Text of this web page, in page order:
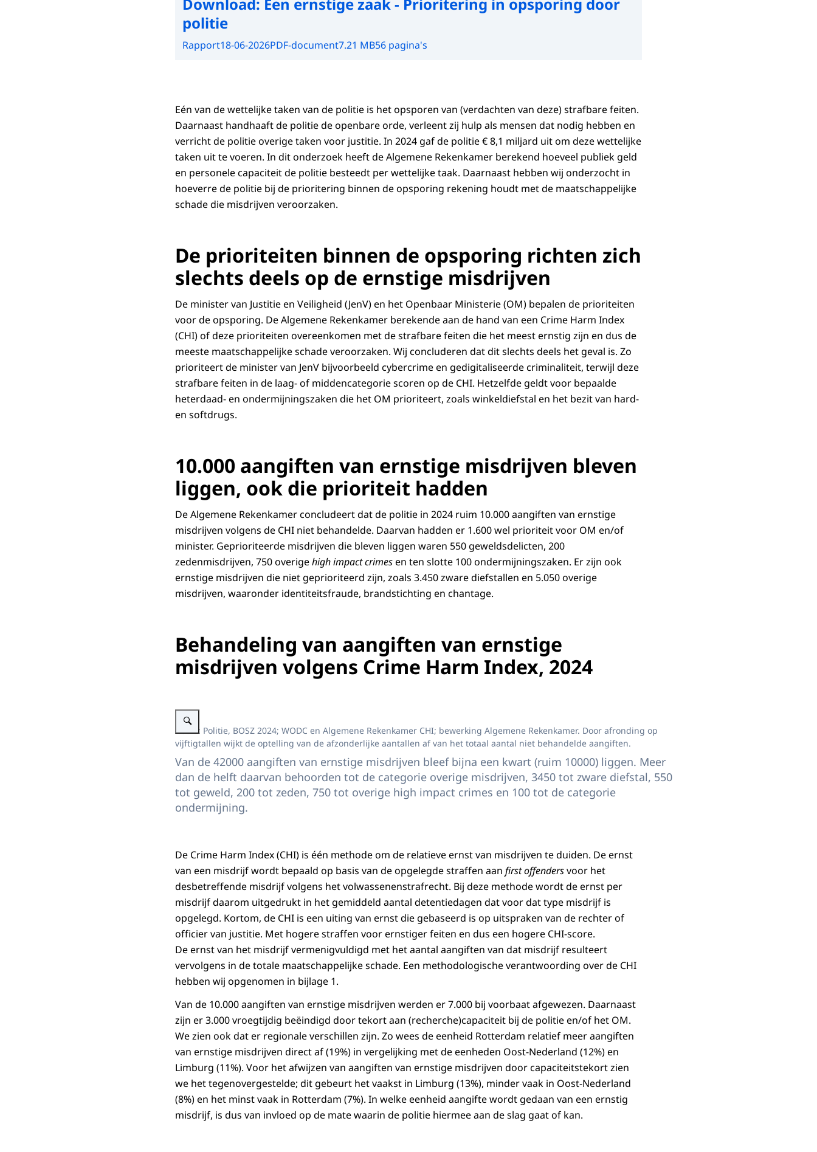
politie
Rapport18-06-2026PDF-document7.21 MB56 pagina's
Eén van de wettelijke taken van de politie is het opsporen van (verdachten van deze) strafbare feiten.
Daarnaast handhaaft de politie de openbare orde, verleent zij hulp als mensen dat nodig hebben en
verricht de politie overige taken voor justitie. In 2024 gaf de politie € 8,1 miljard uit om deze wettelijke
taken uit te voeren. In dit onderzoek heeft de Algemene Rekenkamer berekend hoeveel publiek geld
en personele capaciteit de politie besteedt per wettelijke taak. Daarnaast hebben wij onderzocht in
hoeverre de politie bij de prioritering binnen de opsporing rekening houdt met de maatschappelijke
schade die misdrijven veroorzaken.
De prioriteiten binnen de opsporing richten zich
slechts deels op de ernstige misdrijven
De minister van Justitie en Veiligheid (JenV) en het Openbaar Ministerie (OM) bepalen de prioriteiten
voor de opsporing. De Algemene Rekenkamer berekende aan de hand van een Crime Harm Index
(CHI) of deze prioriteiten overeenkomen met de strafbare feiten die het meest ernstig zijn en dus de
meeste maatschappelijke schade veroorzaken. Wij concluderen dat dit slechts deels het geval is. Zo
prioriteert de minister van JenV bijvoorbeeld cybercrime en gedigitaliseerde criminaliteit, terwijl deze
strafbare feiten in de laag- of middencategorie scoren op de CHI. Hetzelfde geldt voor bepaalde
heterdaad- en ondermijningszaken die het OM prioriteert, zoals winkeldiefstal en het bezit van hard-
en softdrugs.
10.000 aangiften van ernstige misdrijven bleven
liggen, ook die prioriteit hadden
De Algemene Rekenkamer concludeert dat de politie in 2024 ruim 10.000 aangiften van ernstige
misdrijven volgens de CHI niet behandelde. Daarvan hadden er 1.600 wel prioriteit voor OM en/of
minister. Geprioriteerde misdrijven die bleven liggen waren 550 geweldsdelicten, 200
zedenmisdrijven, 750 overigehigh impact crimesen ten slotte 100 ondermijningszaken. Er zijn ook
ernstige misdrijven die niet geprioriteerd zijn, zoals 3.450 zware diefstallen en 5.050 overige
misdrijven, waaronder identiteitsfraude, brandstichting en chantage.
Behandeling van aangiften van ernstige
misdrijven volgens Crime Harm Index, 2024
Vergroot afbeelding Schematische weergave van de behandeling van aangiften van ernstige misdrijven volgens Crime Harm Index, 2024. In het bijschrift van de afbeelding staat
Beeld: Politie, BOSZ 2024; WODC en Algemene Rekenkamer CHI; bewerking Algemene Rekenkamer. Door afronding op
vijftigtallen wijkt de optelling van de afzonderlijke aantallen af van het totaal aantal niet behandelde aangiften.
Van de 42000 aangiften van ernstige misdrijven bleef bijna een kwart (ruim 10000) liggen. Meer
dan de helft daarvan behoorden tot de categorie overige misdrijven, 3450 tot zware diefstal, 550
tot geweld, 200 tot zeden, 750 tot overige high impact crimes en 100 tot de categorie
ondermijning.
De Crime Harm Index (CHI) is één methode om de relatieve ernst van misdrijven te duiden. De ernst
van een misdrijf wordt bepaald op basis van de opgelegde straffen aan first offendersvoor het
desbetreffende misdrijf volgens het volwassenenstrafrecht. Bij deze methode wordt de ernst per
misdrijf daarom uitgedrukt in het gemiddeld aantal detentiedagen dat voor dat type misdrijf is
opgelegd. Kortom, de CHI is een uiting van ernst die gebaseerd is op uitspraken van de rechter of
officier van justitie. Met hogere straffen voor ernstiger feiten en dus een hogere CHI-score.
De ernst van het misdrijf vermenigvuldigd met het aantal aangiften van dat misdrijf resulteert
vervolgens in de totale maatschappelijke schade. Een methodologische verantwoording over de CHI
hebben wij opgenomen in bijlage 1.
Van de 10.000 aangiften van ernstige misdrijven werden er 7.000 bij voorbaat afgewezen. Daarnaast
zijn er 3.000 vroegtijdig beëindigd door tekort aan (recherche)capaciteit bij de politie en/of het OM.
We zien ook dat er regionale verschillen zijn. Zo wees de eenheid Rotterdam relatief meer aangiften
van ernstige misdrijven direct af (19%) in vergelijking met de eenheden Oost-Nederland (12%) en
Limburg (11%). Voor het afwijzen van aangiften van ernstige misdrijven door capaciteitstekort zien
we het tegenovergestelde; dit gebeurt het vaakst in Limburg (13%), minder vaak in Oost-Nederland
(8%) en het minst vaak in Rotterdam (7%). In welke eenheid aangifte wordt gedaan van een ernstig
misdrijf, is dus van invloed op de mate waarin de politie hiermee aan de slag gaat of kan.